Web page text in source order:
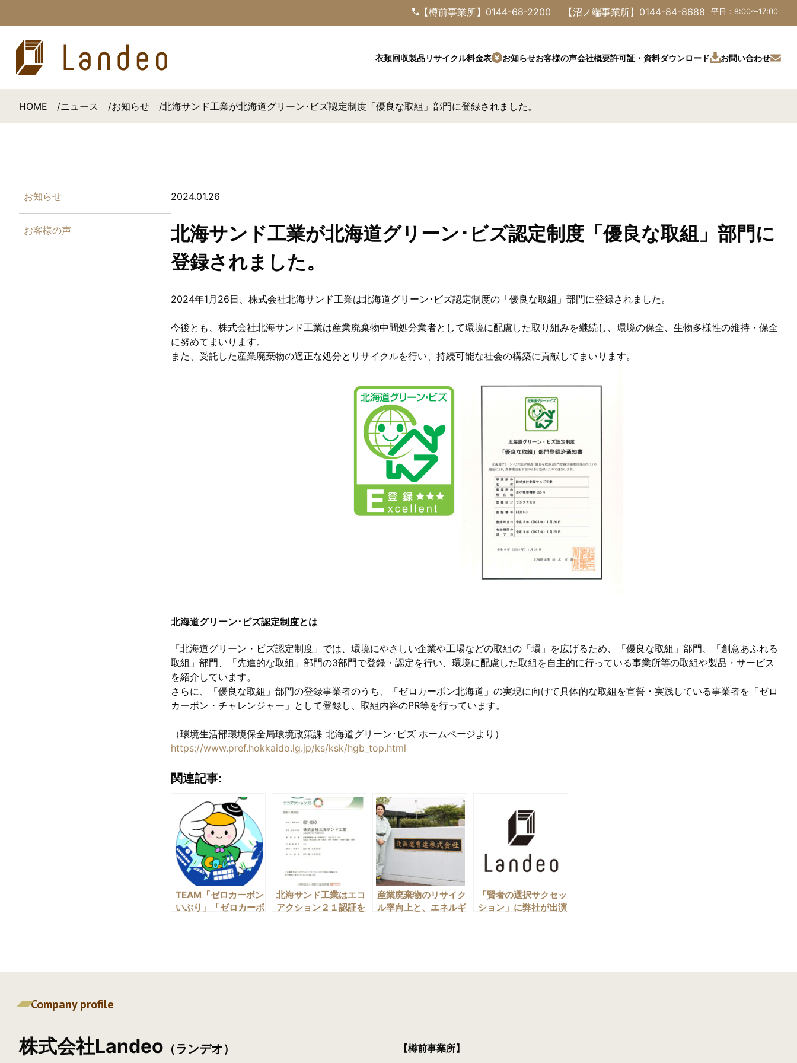
【樽前事業所】 0144-68-2200 【沼ノ端事業所】 0144-84-8688 平日：8:00〜17:00
衣類回収製品リサイクル料金表 お知らせお客様の声会社概要許可証・資料ダウンロード お問い合わせ
HOME ニュース お知らせ 北海サンド工業が北海道グリーン･ビズ認定制度「優良な取組」部門に登録されました。
お知らせ
お客様の声
2024.01.26
北海サンド工業が北海道グリーン･ビズ認定制度「優良な取組」部門に
登録されました。
2024年1月26日、株式会社北海サンド工業は北海道グリーン･ビズ認定制度の「優良な取組」部門に登録されました。
今後とも、株式会社北海サンド工業は産業廃棄物中間処分業者として環境に配慮した取り組みを継続し、環境の保全、生物多様性の維持・保全
に努めてまいります。
また、受託した産業廃棄物の適正な処分とリサイクルを行い、持続可能な社会の構築に貢献してまいります。
北海道グリーン･ビズ認定制度とは
「北海道グリーン・ビズ認定制度」では、環境にやさしい企業や工場などの取組の「環」を広げるため、「優良な取組」部門、「創意あふれる
取組」部門、「先進的な取組」部門の3部門で登録・認定を行い、環境に配慮した取組を自主的に行っている事業所等の取組や製品・サービス
を紹介しています。
さらに、「優良な取組」部門の登録事業者のうち、「ゼロカーボン北海道」の実現に向けて具体的な取組を宣誓・実践している事業者を「ゼロ
カーボン・チャレンジャー」として登録し、取組内容のPR等を行っています。
（環境生活部環境保全局環境政策課 北海道グリーン･ビズ ホームページより）
https://www.pref.hokkaido.lg.jp/ks/ksk/hgb_top.html
関連記事:
TEAM「ゼロカーボン
いぶり」「ゼロカーボ
北海サンド工業はエコ
アクション２１認証を
産業廃棄物のリサイク
ル率向上と、エネルギ
「賢者の選択サクセッ
ション」に弊社が出演
Company profile
株式会社Landeo （ランデオ） 【樽前事業所】